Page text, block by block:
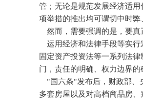
管；无论是规范发展经济适
项举措的推出均可谓切中时弊
然而，需要强调的是，要真
运用经济和法律手段等实行
固定资产投资法等一系列法
门，责任的明确、权力边界的
"国六条"发布后，财政部、
多套房屋以及对高档商品房